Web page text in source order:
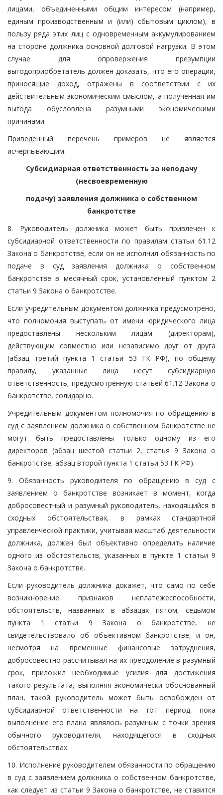
лицами, объединенными общим интересом (например,
единым производственным и (или) сбытовым циклом), в
пользу ряда этих лиц с одновременным аккумулированием
на стороне должника основной долговой нагрузки. В этом
случае для опровержения презумпции
выгодоприобретатель должен доказать, что его операции,
приносящие доход, отражены в соответствии с их
действительным экономическим смыслом, а полученная им
выгода обусловлена разумными экономическими
причинами.
Приведенный перечень примеров не является
исчерпывающим.
Субсидиарная ответственность за неподачу
(несвоевременную
подачу) заявления должника о собственном
банкротстве
8. Руководитель должника может быть привлечен к
субсидиарной ответственности по правилам статьи 61.12
Закона о банкротстве, если он не исполнил обязанность по
подаче в суд заявления должника о собственном
банкротстве в месячный срок, установленный пунктом 2
статьи 9 Закона о банкротстве.
Если учредительным документом должника предусмотрено,
что полномочия выступать от имени юридического лица
предоставлены нескольким лицам (директорам),
действующим совместно или независимо друг от друга
(абзац третий пункта 1 статьи 53 ГК РФ), по общему
правилу, указанные лица несут субсидиарную
ответственность, предусмотренную статьей 61.12 Закона о
банкротстве, солидарно.
Учредительным документом полномочия по обращению в
суд с заявлением должника о собственном банкротстве не
могут быть предоставлены только одному из его
директоров (абзац шестой статьи 2, статья 9 Закона о
банкротстве, абзац второй пункта 1 статьи 53 ГК РФ).
9. Обязанность руководителя по обращению в суд с
заявлением о банкротстве возникает в момент, когда
добросовестный и разумный руководитель, находящийся в
сходных обстоятельствах, в рамках стандартной
управленческой практики, учитывая масштаб деятельности
должника, должен был объективно определить наличие
одного из обстоятельств, указанных в пункте 1 статьи 9
Закона о банкротстве.
Если руководитель должника докажет, что само по себе
возникновение признаков неплатежеспособности,
обстоятельств, названных в абзацах пятом, седьмом
пункта 1 статьи 9 Закона о банкротстве, не
свидетельствовало об объективном банкротстве, и он,
несмотря на временные финансовые затруднения,
добросовестно рассчитывал на их преодоление в разумный
срок, приложил необходимые усилия для достижения
такого результата, выполняя экономически обоснованный
план, такой руководитель может быть освобожден от
субсидиарной ответственности на тот период, пока
выполнение его плана являлось разумным с точки зрения
обычного руководителя, находящегося в сходных
обстоятельствах.
10. Исполнение руководителем обязанности по обращению
в суд с заявлением должника о собственном банкротстве,
как следует из статьи 9 Закона о банкротстве, не ставится